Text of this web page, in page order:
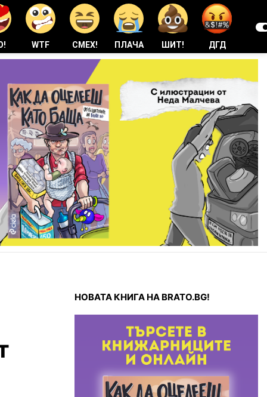
WTF СМЕХ! ПЛАЧА ШИТ! ДГД
НОВАТА КНИГА НА BRATO.BG!